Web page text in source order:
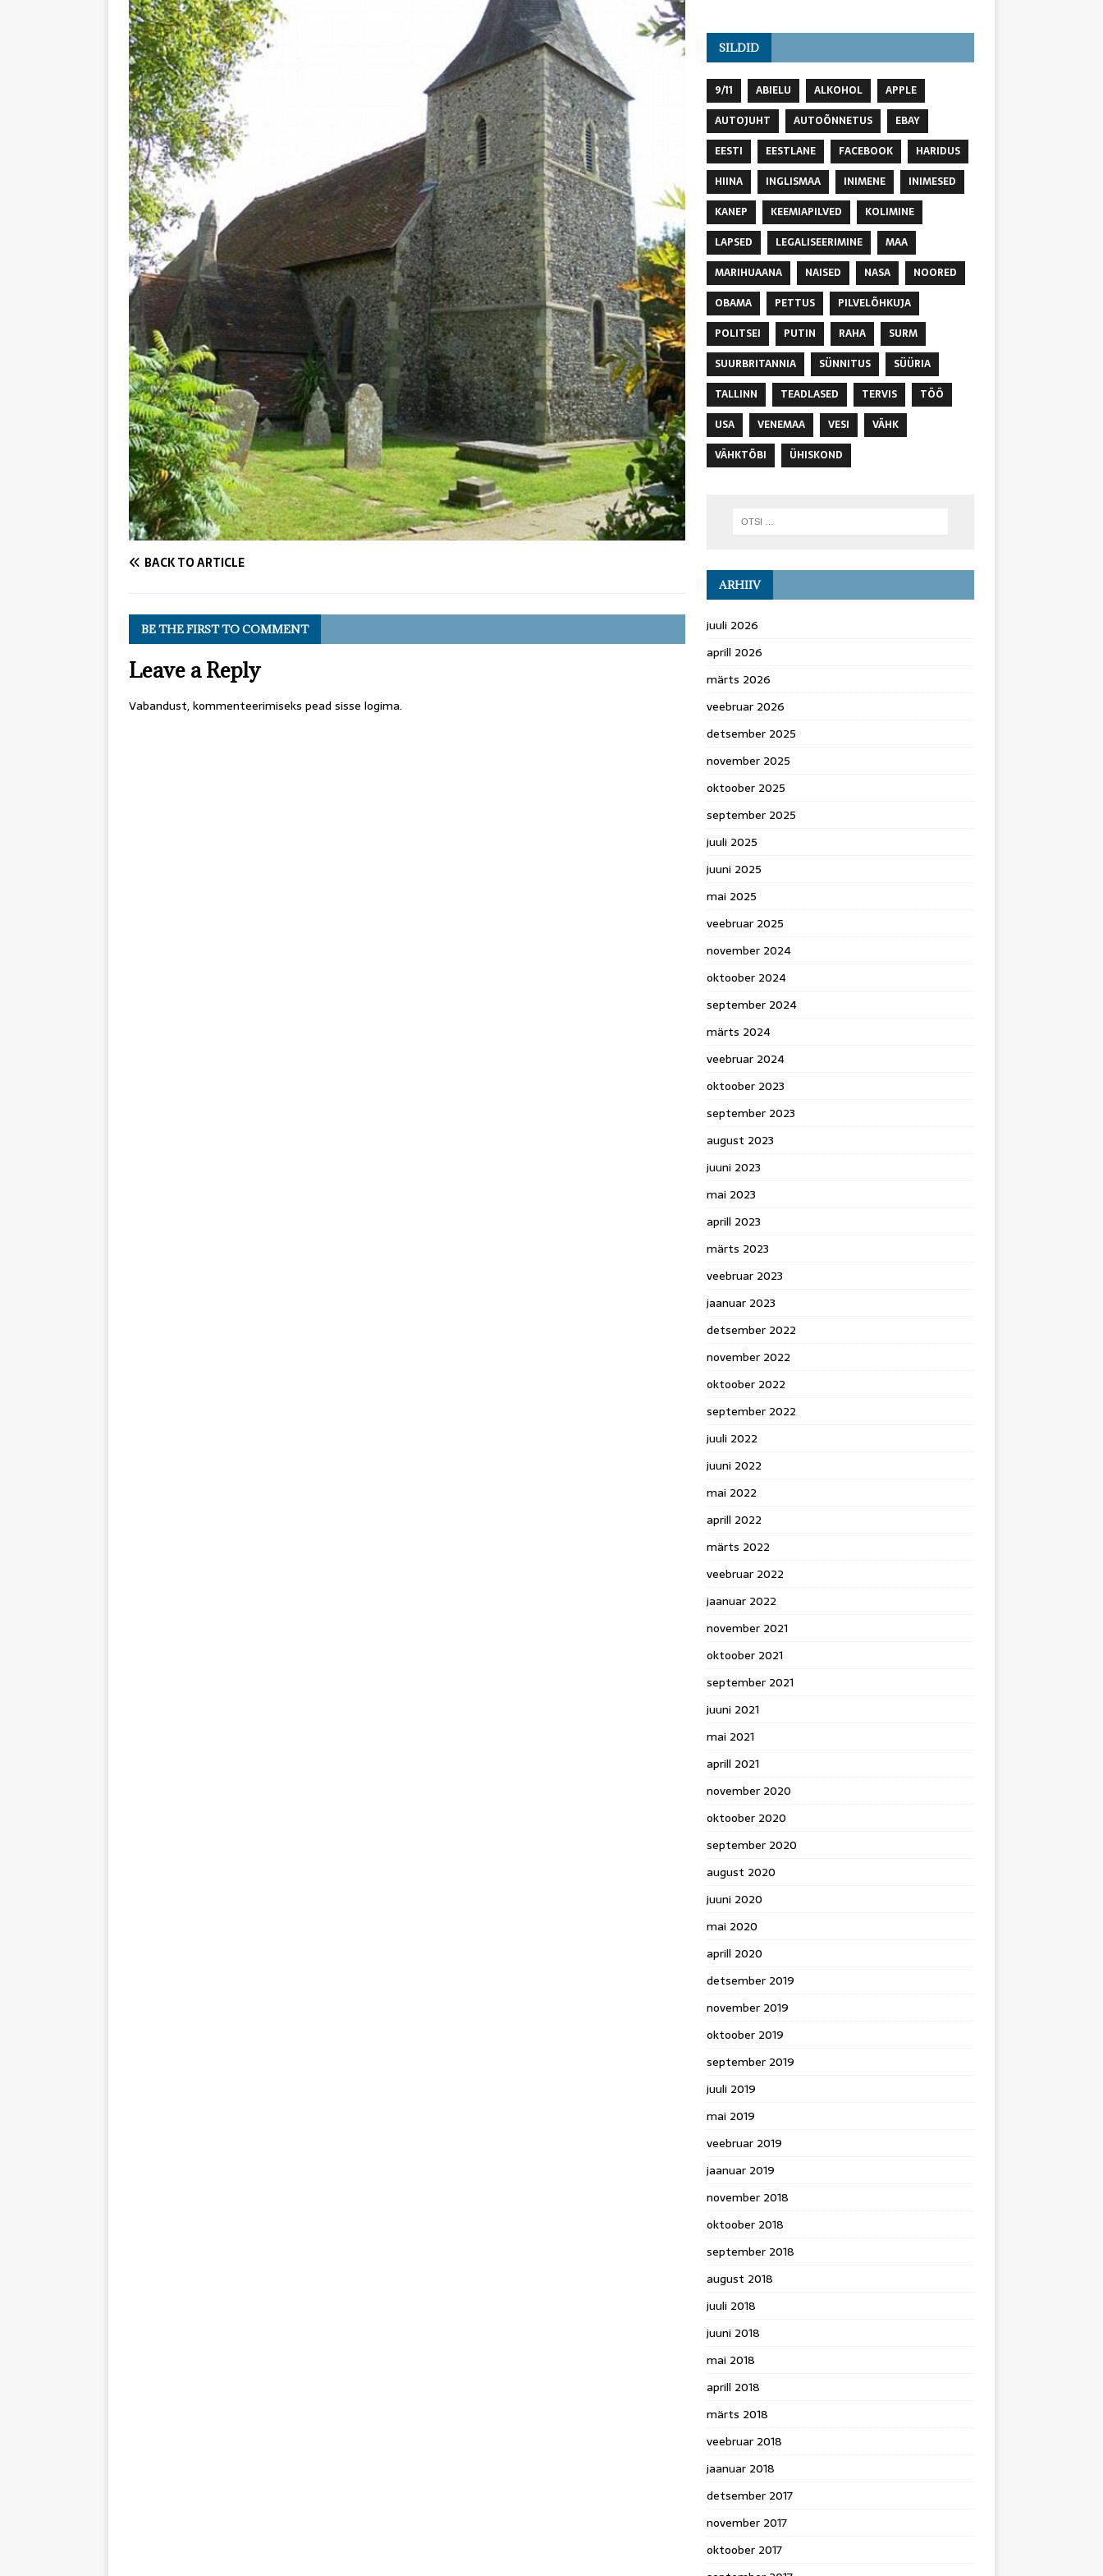
BACK TO ARTICLE
BE THE FIRST TO COMMENT
Leave a Reply
Vabandust, kommenteerimiseks pead sisse logima.
SILDID
9/11 ABIELU ALKOHOL
APPLE
AUTOJUHT
AUTOÕNNETUS
EBAY
EESTI
EESTLANE FACEBOOK
HARIDUS
HIINA
INGLISMAA INIMENE
INIMESED
KANEP
KEEMIAPILVED
KOLIMINE
LAPSED
LEGALISEERIMINE
MAA
MARIHUAANA
NAISED NASA
NOORED
OBAMA
PETTUS
PILVELÕHKUJA
POLITSEI
PUTIN RAHA
SURM
SUURBRITANNIA
SÜNNITUS
SÜÜRIA
TALLINN
TEADLASED TERVIS
TÖÖ
USA
VENEMAA VESI
VÄHK
VÄHKTÕBI
ÜHISKOND
ARHIIV
juuli 2026
aprill 2026
märts 2026
veebruar 2026
detsember 2025
november 2025
oktoober 2025
september 2025
juuli 2025
juuni 2025
mai 2025
veebruar 2025
november 2024
oktoober 2024
september 2024
märts 2024
veebruar 2024
oktoober 2023
september 2023
august 2023
juuni 2023
mai 2023
aprill 2023
märts 2023
veebruar 2023
jaanuar 2023
detsember 2022
november 2022
oktoober 2022
september 2022
juuli 2022
juuni 2022
mai 2022
aprill 2022
märts 2022
veebruar 2022
jaanuar 2022
november 2021
oktoober 2021
september 2021
juuni 2021
mai 2021
aprill 2021
november 2020
oktoober 2020
september 2020
august 2020
juuni 2020
mai 2020
aprill 2020
detsember 2019
november 2019
oktoober 2019
september 2019
juuli 2019
mai 2019
veebruar 2019
jaanuar 2019
november 2018
oktoober 2018
september 2018
august 2018
juuli 2018
juuni 2018
mai 2018
aprill 2018
märts 2018
veebruar 2018
jaanuar 2018
detsember 2017
november 2017
oktoober 2017